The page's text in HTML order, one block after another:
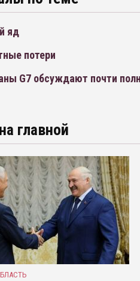
яд
потери
G7 обсуждают почти
главной